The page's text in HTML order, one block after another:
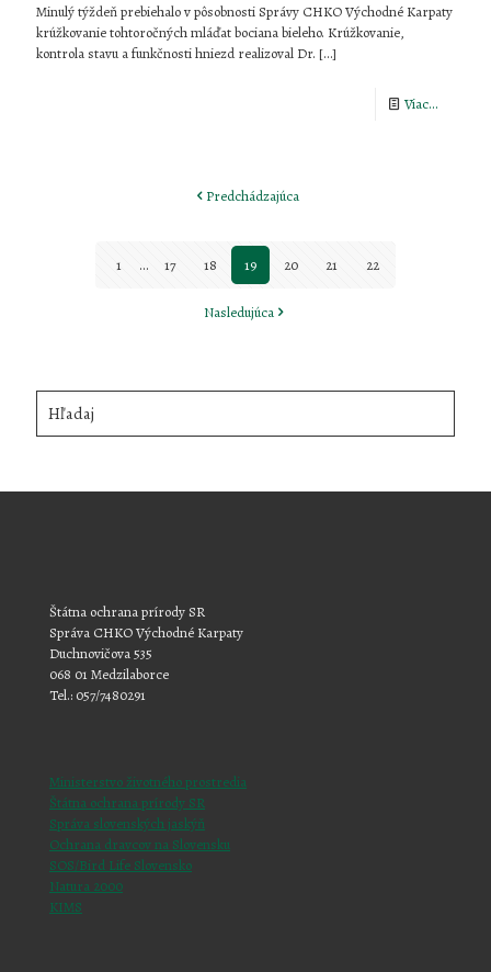
Minulý týždeň prebiehalo v pôsobnosti Správy CHKO Východné Karpaty
krúžkovanie tohtoročných mláďat bociana bieleho. Krúžkovanie,
kontrola stavu a funkčnosti hniezd realizoval Dr. […]
Viac...
Predchádzajúca
1 ... 17 18 19 20 21 22
Nasledujúca
Štátna ochrana prírody SR
Správa CHKO Východné Karpaty
Duchnovičova 535
068 01 Medzilaborce
Tel.: 057/7480291
Ministerstvo životného prostredia
Štátna ochrana prírody SR
Správa slovenských jaskýň
Ochrana dravcov na Slovensku
SOS/Bird Life Slovensko
Natura 2000
KIMS